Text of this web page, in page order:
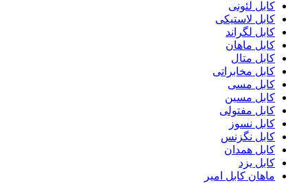
کابل لئونی
کابل لاستیکی
کابل لگراند
کابل ماهان
کابل متال
کابل مخابراتی
کابل مسی
کابل مسین
کابل مفتولی
کابل نسوز
کابل نگزنس
کابل همدان
کابل یزد
ماهان کابل امیر